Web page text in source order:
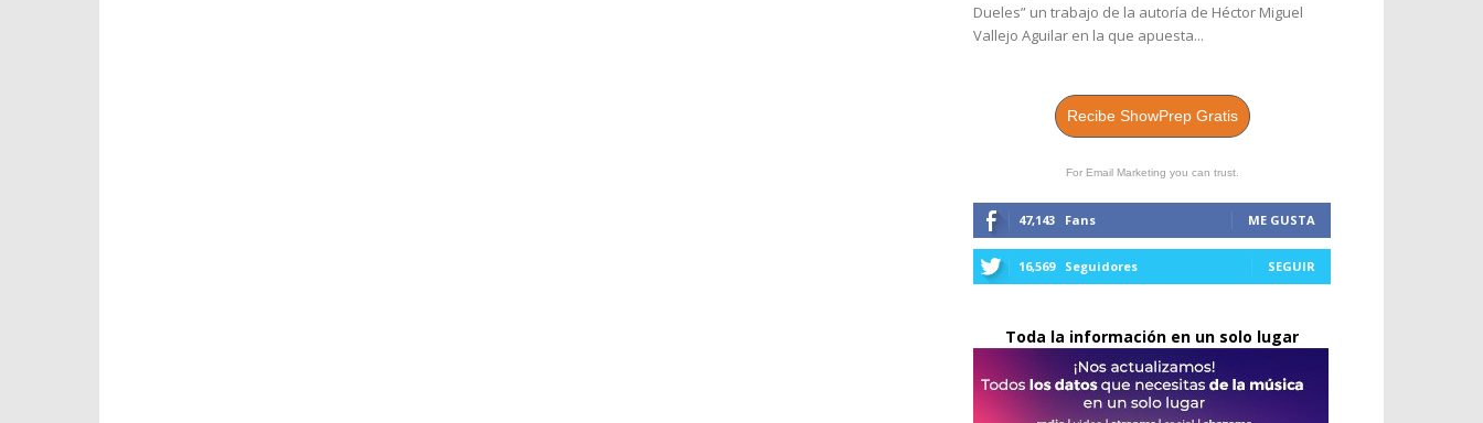
Dueles” un trabajo de la autoría de Héctor Miguel
Vallejo Aguilar en la que apuesta...
Recibe ShowPrep Gratis
For Email Marketing you can trust.
47,143 Fans ME GUSTA
16,569 Seguidores SEGUIR
Toda la información en un solo lugar